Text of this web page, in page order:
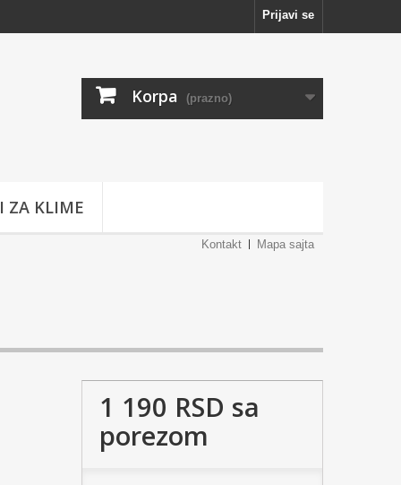
Prijavi se
Korpa (prazno)
ZA KLIME
Kontakt Mapa sajta
1 190 RSD sa
porezom